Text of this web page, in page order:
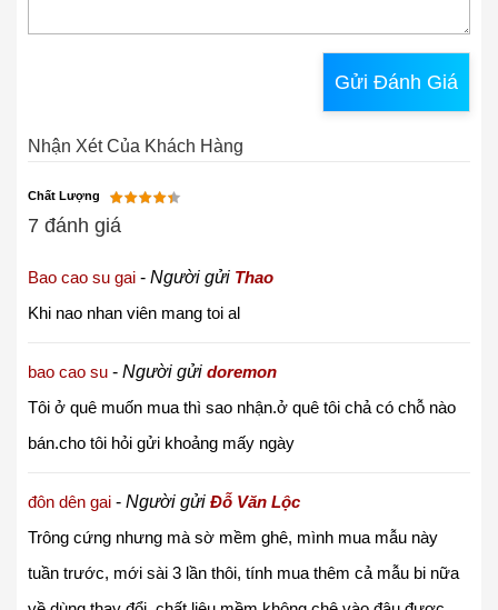
Gửi Đánh Giá
Nhận Xét Của Khách Hàng
Chất Lượng
7 đánh giá
Bao cao su gai - Người gửi Thao
Khi nao nhan viên mang toi al
bao cao su - Người gửi doremon
Tôi ở quê muốn mua thì sao nhận.ở quê tôi chả có chỗ nào
bán.cho tôi hỏi gửi khoảng mấy ngày
đôn dên gai - Người gửi Đỗ Văn Lộc
Trông cứng nhưng mà sờ mềm ghê, mình mua mẫu này
tuần trước, mới sài 3 lần thôi, tính mua thêm cả mẫu bi nữa